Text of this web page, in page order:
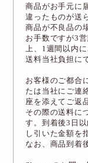
商品がお手元に
違ったものが送
商品が不良品の
お手数ですが3
上、1週間以内に
送料当社負担に
お客様のご都合
たは当社にご連
座を添えてご返
その際の送料に
す。到着後3日
し引いた金額を
なお、商品到着